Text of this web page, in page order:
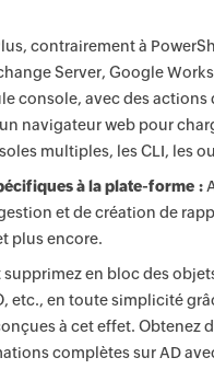
contrairement à
Server, Google
console, avec des actions
navigateur web pour
multiples, les CLI, les
à la plate-forme :
et de création de
plus encore.
supprimez en bloc des
etc., en toute simplicité
à cet effet. Obtenez
complètes sur AD